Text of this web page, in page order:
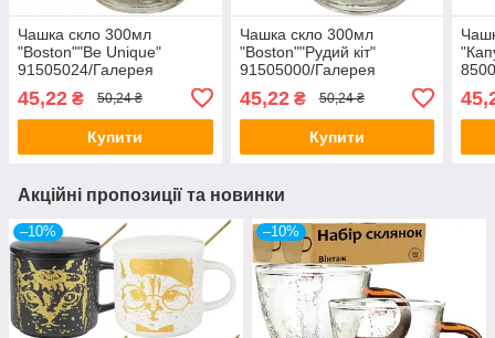
Чашка скло 300мл
"Boston""Be Unique"
91505024/Галерея
45,22 ₴ 50,24 ₴
Купити
Чашка скло 300мл
"Boston""Рудий кіт"
91505000/Галерея
45,22₴ 50,24 ₴
Купити
Акційні пропозиції та новинки
–10% –10%